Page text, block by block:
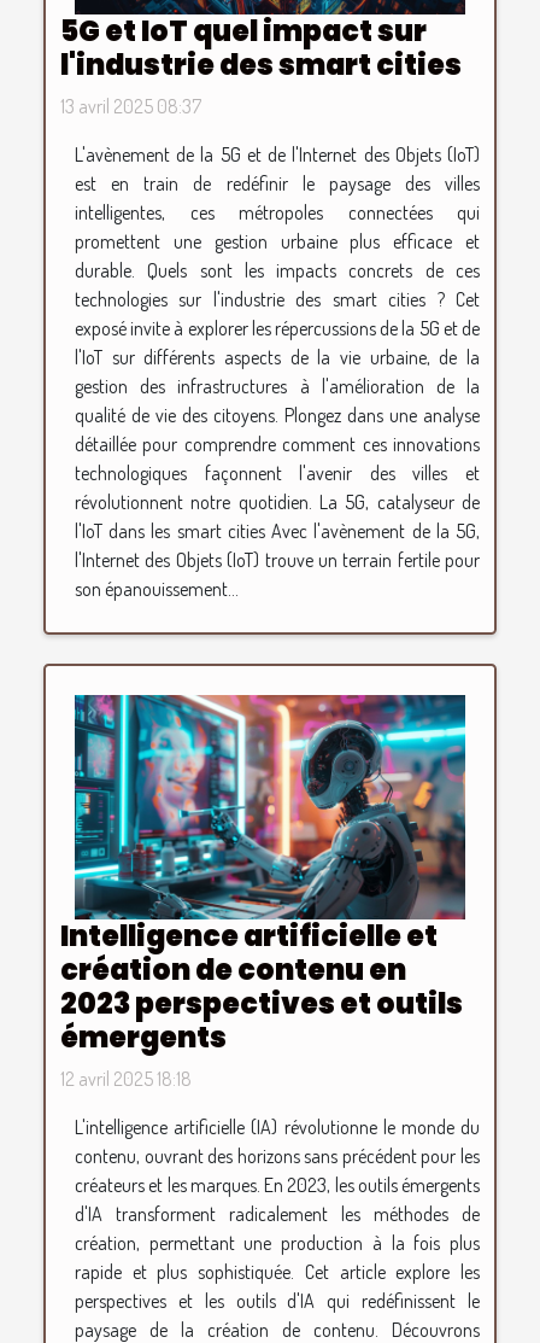
5G et IoT quel impact sur
l'industrie des smart cities
13 avril 2025 08:37
L'avènement de la 5G et de l'Internet des Objets (IoT)
est en train de redéfinir le paysage des villes
intelligentes, ces métropoles connectées qui
promettent une gestion urbaine plus efficace et
durable. Quels sont les impacts concrets de ces
technologies sur l'industrie des smart cities ? Cet
exposé invite à explorer les répercussions de la 5G et de
l'IoT sur différents aspects de la vie urbaine, de la
gestion des infrastructures à l'amélioration de la
qualité de vie des citoyens. Plongez dans une analyse
détaillée pour comprendre comment ces innovations
technologiques façonnent l'avenir des villes et
révolutionnent notre quotidien. La 5G, catalyseur de
l'IoT dans les smart cities Avec l'avènement de la 5G,
l'Internet des Objets (IoT) trouve un terrain fertile pour
son épanouissement...
Intelligence artificielle et
création de contenu en
2023 perspectives et outils
émergents
12 avril 2025 18:18
L'intelligence artificielle (IA) révolutionne le monde du
contenu, ouvrant des horizons sans précédent pour les
créateurs et les marques. En 2023, les outils émergents
d'IA transforment radicalement les méthodes de
création, permettant une production à la fois plus
rapide et plus sophistiquée. Cet article explore les
perspectives et les outils d'IA qui redéfinissent le
paysage de la création de contenu. Découvrons